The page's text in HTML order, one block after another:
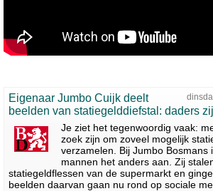
Eigenaar Jumbo Cuijk deelt
beelden van statiegelddiefstal: daders
Je ziet het tegenwoordig vaak:
zoek zijn om zoveel mogelijk
verzamelen. Bij Jumbo Bosmans
mannen het anders aan. Zij
statiegeldflessen van de supermarkt en
beelden daarvan gaan nu rond op sociale